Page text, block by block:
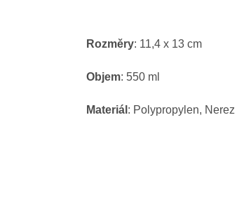
Rozměry: 11,4 x 13 cm
Objem: 550 ml
Materiál : Polypropylen, Nerez